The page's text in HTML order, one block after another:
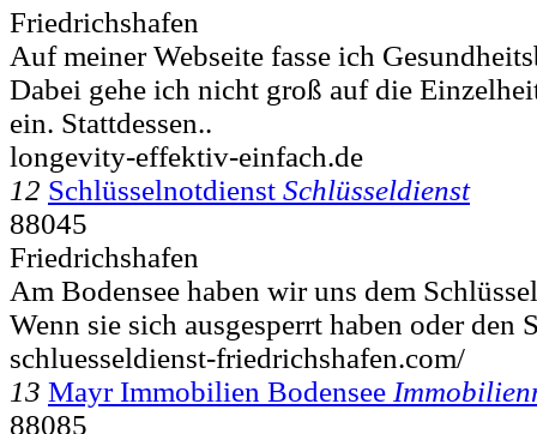
Friedrichshafen
Auf meiner Webseite fasse ich
Dabei gehe ich nicht groß auf die
ein. Stattdessen..
longevity-effektiv-einfach.de
12 Schlüsselnotdienst Schlüsseldienst
88045
Friedrichshafen
Am Bodensee haben wir uns dem
Wenn sie sich ausgesperrt haben oder den
schluesseldienst-friedrichshafen.com/
13 Mayr Immobilien Bodensee
88085